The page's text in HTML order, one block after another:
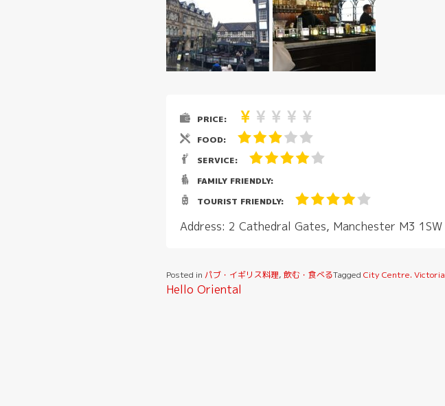
PRICE:
FOOD:
SERVICE:
FAMILY FRIENDLY:
TOURIST FRIENDLY:
Address: 2 Cathedral Gates, Manchester M3 1SW
Posted in パブ・イギリス料理, 飲む・食べるTagged City Centre. Victoria
投
Hello Oriental